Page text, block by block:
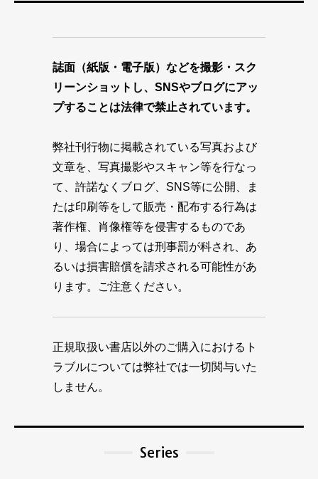
誌面（紙版・電子版）などを撮影・スク
リーンショットし、SNSやブログにアッ
プすることは法律で禁止されています。
弊社刊行物に掲載されている写真および
文章を、写真撮影やスキャン等を行なっ
て、許諾なくブログ、SNS等に公開、ま
たは印刷等をして販売・配布する行為は
著作権、肖像権等を侵害するものであ
り、場合によっては刑事罰が科され、あ
るいは損害賠償を請求される可能性があ
ります。ご注意ください。
正規取扱い書店以外のご購入におけるト
ラブルについては弊社では一切関与いた
しません。
Series